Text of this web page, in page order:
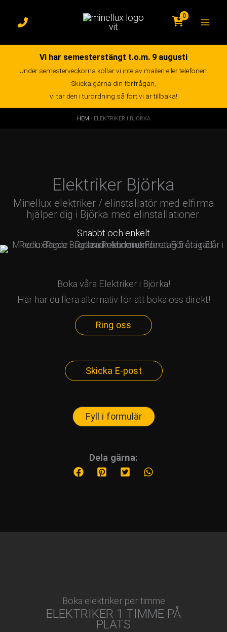
innehåll
0
Vi har semesterstängt t.o.m. 9 augusti
Under semesterveckorna kollar vi inte av mailen eller telefonen.
Skicka gärna din förfrågan,
vi tar den i turordning så fort vi är tillbaka!
HEM - ELEKTRIKER I BJÖRKA
Elektriker Björka
Minellux elektriker / elinstallatör med elfirma
hjälper dig i Björka med elinstallationer.
Snabbt och enkelt
Boka våra Elektriker i Björka!
Här har du flera alternativ för att boka oss direkt!
Ring oss
Skicka E-post
Fyll i formulär
Dela gärna:
Boka elektriker per timme
ELEKTRIKER 1 TIMME PÅ
PLATS